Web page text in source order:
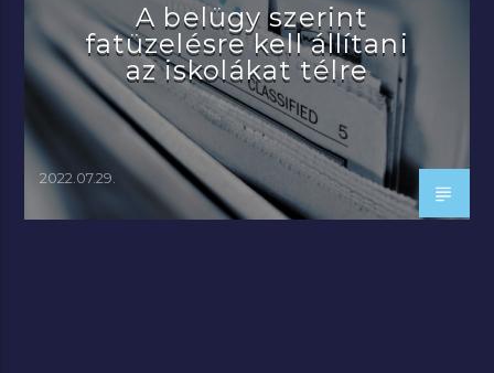
A belügy szerint
fatüzelésre kell állítani
az iskolákat télre
2022.07.29.